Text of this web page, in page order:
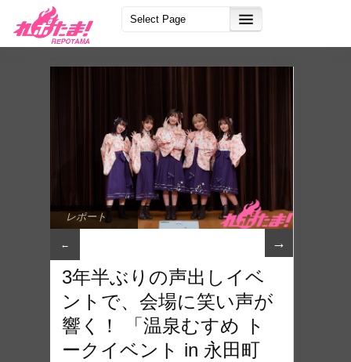
レポート
← →
3年半ぶりの声出しイベ
ントで、会場に笑い声が
響く！ 「温泉むすめ ト
ークイベント in 永田町